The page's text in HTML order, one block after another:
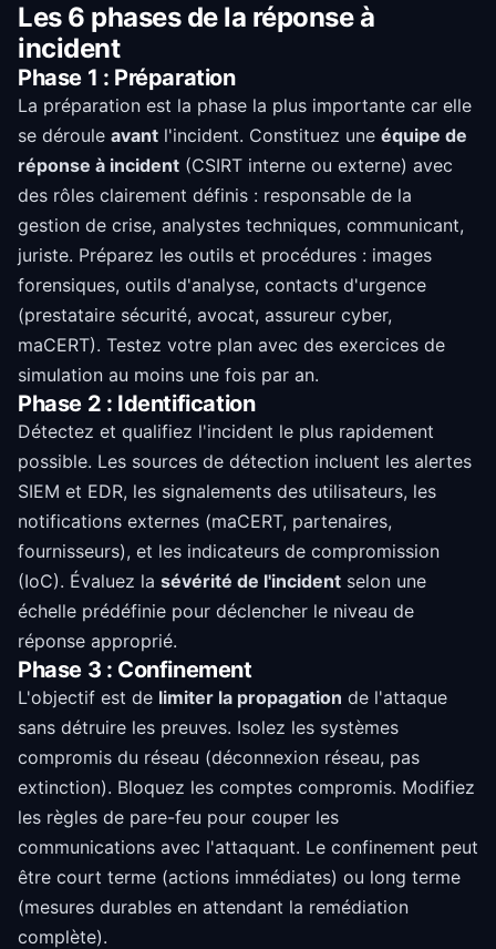
Les 6 phases de la réponse à
incident
Phase 1 : Préparation
La préparation est la phase la plus importante car elle
se déroule avant l'incident. Constituez une équipe de
réponse à incident (CSIRT interne ou externe) avec
des rôles clairement définis : responsable de la
gestion de crise, analystes techniques, communicant,
juriste. Préparez les outils et procédures : images
forensiques, outils d'analyse, contacts d'urgence
(prestataire sécurité, avocat, assureur cyber,
maCERT). Testez votre plan avec des exercices de
simulation au moins une fois par an.
Phase 2 : Identification
Détectez et qualifiez l'incident le plus rapidement
possible. Les sources de détection incluent les alertes
SIEM et EDR, les signalements des utilisateurs, les
notifications externes (maCERT, partenaires,
fournisseurs), et les indicateurs de compromission
(IoC). Évaluez la sévérité de l'incident selon une
échelle prédéfinie pour déclencher le niveau de
réponse approprié.
Phase 3 : Confinement
L'objectif est de limiter la propagation de l'attaque
sans détruire les preuves. Isolez les systèmes
compromis du réseau (déconnexion réseau, pas
extinction). Bloquez les comptes compromis. Modifiez
les règles de pare-feu pour couper les
communications avec l'attaquant. Le confinement peut
être court terme (actions immédiates) ou long terme
(mesures durables en attendant la remédiation
complète).